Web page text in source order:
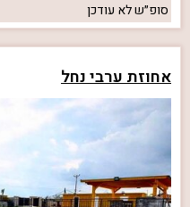
סופ״שלא עודכן
אחוזת ערבי נחל